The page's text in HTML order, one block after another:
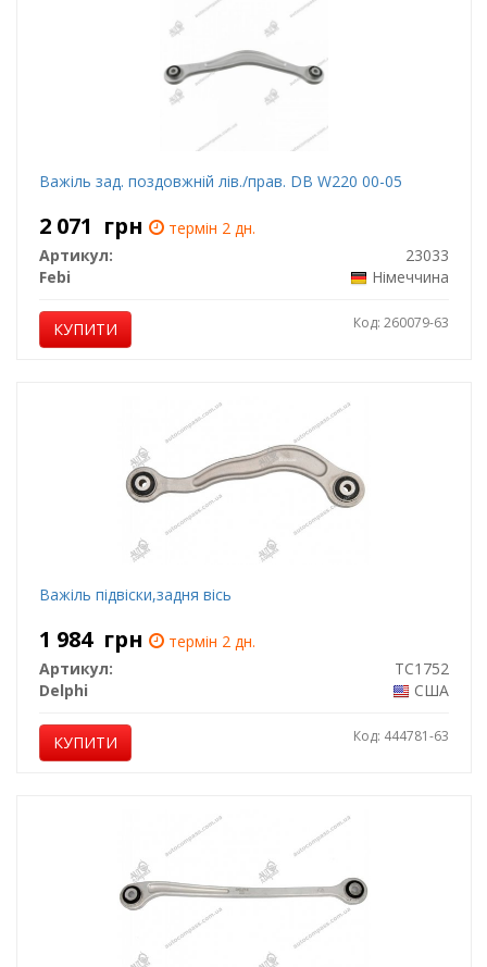
Важіль зад. поздовжній лів./прав. DB W220 00-05
2 071 грн
термін 2 дн.
Артикул:
23033
Febi
Німеччина
КУПИТИ Код: 260079-63
Важіль підвіски,задня вісь
1 984 грн
термін 2 дн.
Артикул:
TC1752
Delphi
США
КУПИТИ Код: 444781-63